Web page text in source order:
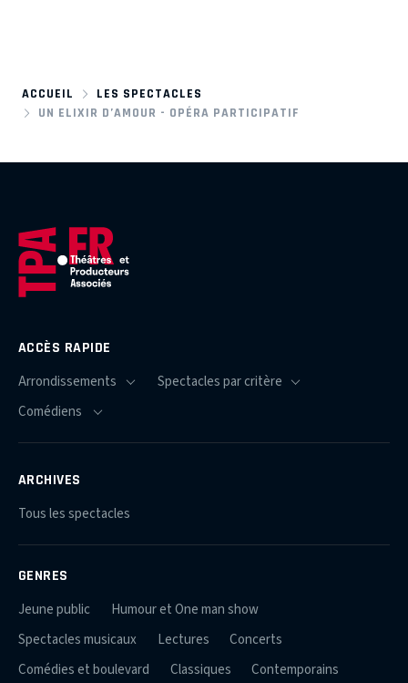
ACCUEIL
LES SPECTACLES
UN ELIXIR D’AMOUR - OPÉRA PARTICIPATIF
ACCÈS RAPIDE
ARCHIVES
Tous les spectacles
GENRES
Jeune public
Humour et One man show
Spectacles musicaux
Lectures
Concerts
Comédies et boulevard
Classiques
Contemporains